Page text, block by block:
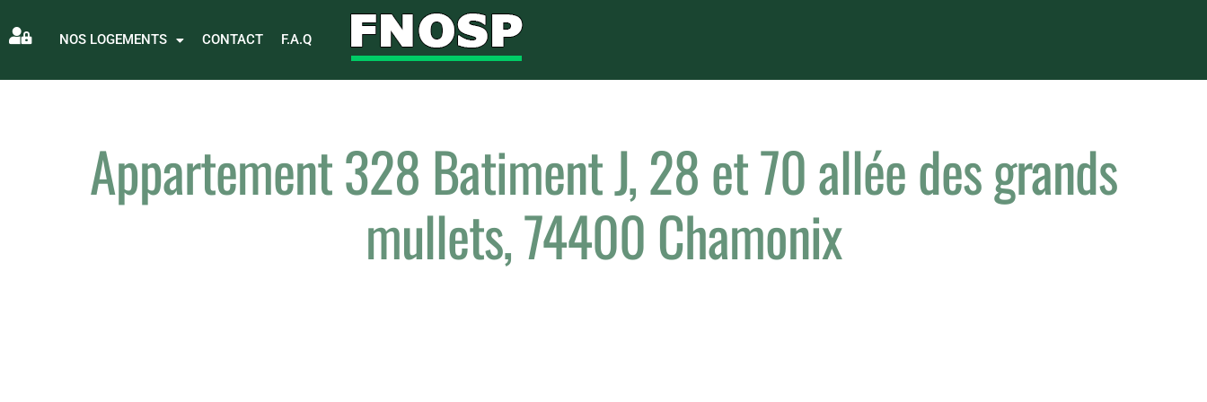
NOS LOGEMENTS CONTACT F.A.Q
Appartement 328 Batiment J, 28 et 70 allée des grands
mullets, 74400 Chamonix